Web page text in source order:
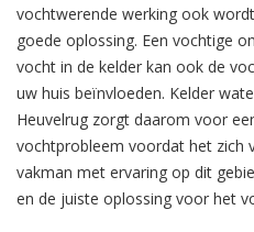
vochtwerende werking ook
goede oplossing. Een vochtige
vocht in de kelder kan ook de
uw huis beïnvloeden. Kelder
Heuvelrug zorgt daarom voor
vochtprobleem voordat het zich
vakman met ervaring op dit
en de juiste oplossing voor het